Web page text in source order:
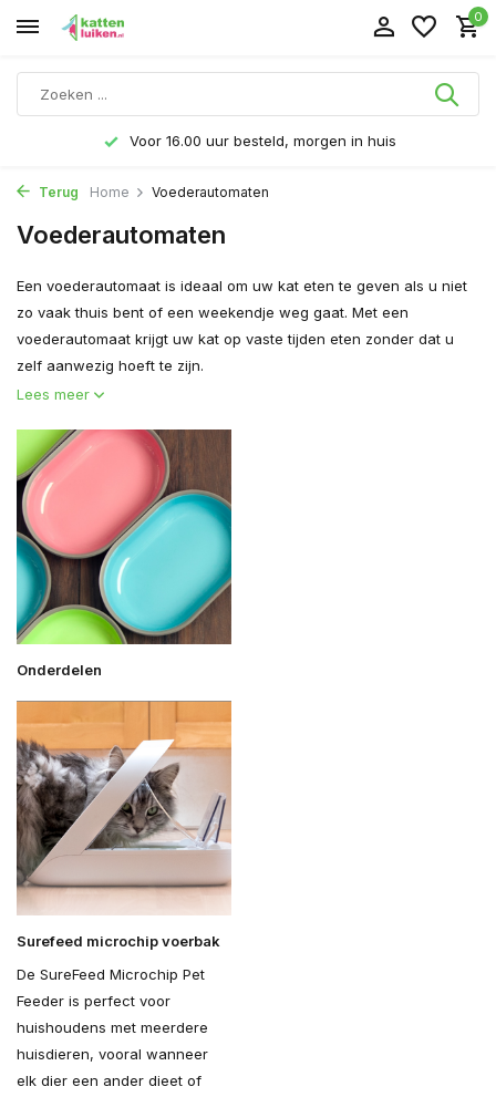
0
Voor 16.00 uur besteld, morgen in huis
Terug Home Voederautomaten
Voederautomaten
Een voederautomaat is ideaal om uw kat eten te geven als u niet
zo vaak thuis bent of een weekendje weg gaat. Met een
voederautomaat krijgt uw kat op vaste tijden eten zonder dat u
zelf aanwezig hoeft te zijn.
Lees meer
Surefeed microchip voerbak
De SureFeed Microchip Pet
Feeder is perfect voor
huishoudens met meerdere
huisdieren, vooral wanneer
elk dier een ander dieet of
Onderdelen